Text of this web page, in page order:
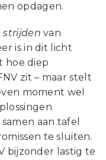
opdagen.
strijden van
is in dit licht
hoe diep
zit – maar stelt
moment wel
aan tafel
te sluiten.
bijzonder lastig te